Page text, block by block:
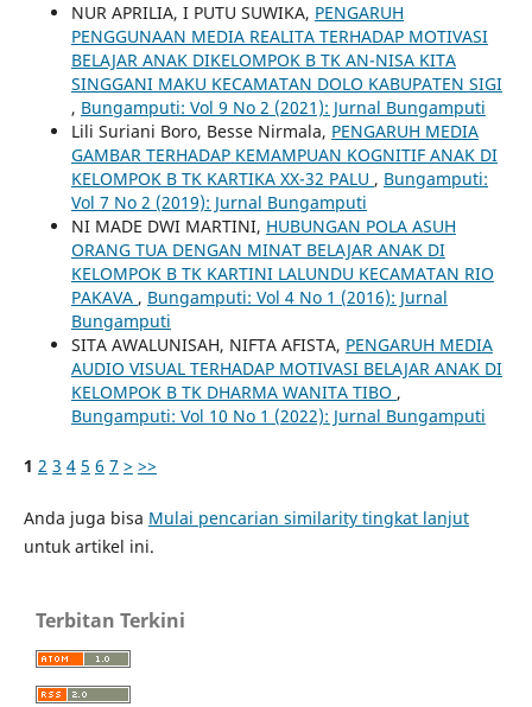
NUR APRILIA, I PUTU SUWIKA, PENGARUH
PENGGUNAAN MEDIA REALITA TERHADAP MOTIVASI
BELAJAR ANAK DIKELOMPOK B TK AN-NISA KITA
SINGGANI MAKU KECAMATAN DOLO KABUPATEN SIGI
, Bungamputi: Vol 9 No 2 (2021): Jurnal Bungamputi
Lili Suriani Boro, Besse Nirmala, PENGARUH MEDIA
GAMBAR TERHADAP KEMAMPUAN KOGNITIF ANAK DI
KELOMPOK B TK KARTIKA XX-32 PALU , Bungamputi:
Vol 7 No 2 (2019): Jurnal Bungamputi
NI MADE DWI MARTINI, HUBUNGAN POLA ASUH
ORANG TUA DENGAN MINAT BELAJAR ANAK DI
KELOMPOK B TK KARTINI LALUNDU KECAMATAN RIO
PAKAVA , Bungamputi: Vol 4 No 1 (2016): Jurnal
Bungamputi
SITA AWALUNISAH, NIFTA AFISTA, PENGARUH MEDIA
AUDIO VISUAL TERHADAP MOTIVASI BELAJAR ANAK DI
KELOMPOK B TK DHARMA WANITA TIBO ,
Bungamputi: Vol 10 No 1 (2022): Jurnal Bungamputi
1 2 3 4 5 6 7 > >>
Anda juga bisa Mulai pencarian similarity tingkat lanjut
untuk artikel ini.
Terbitan Terkini